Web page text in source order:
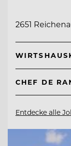
2651
CHEF DE
Entdecke alle